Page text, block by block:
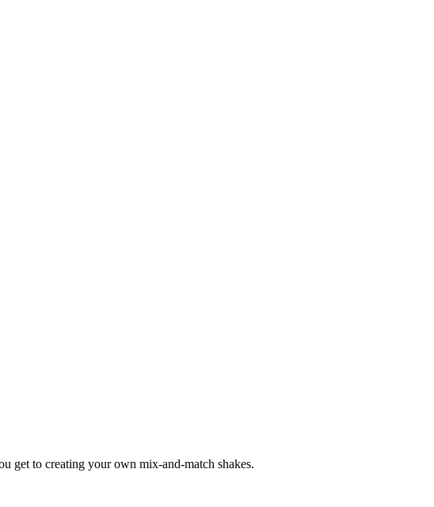
get to creating your own mix-and-match shakes.